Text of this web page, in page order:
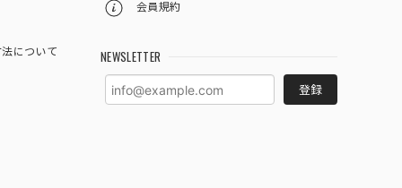
について
会員規約
NEWSLETTER
登録